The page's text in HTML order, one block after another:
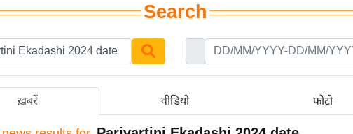
Search
ख़बरें वीडियो फोटो